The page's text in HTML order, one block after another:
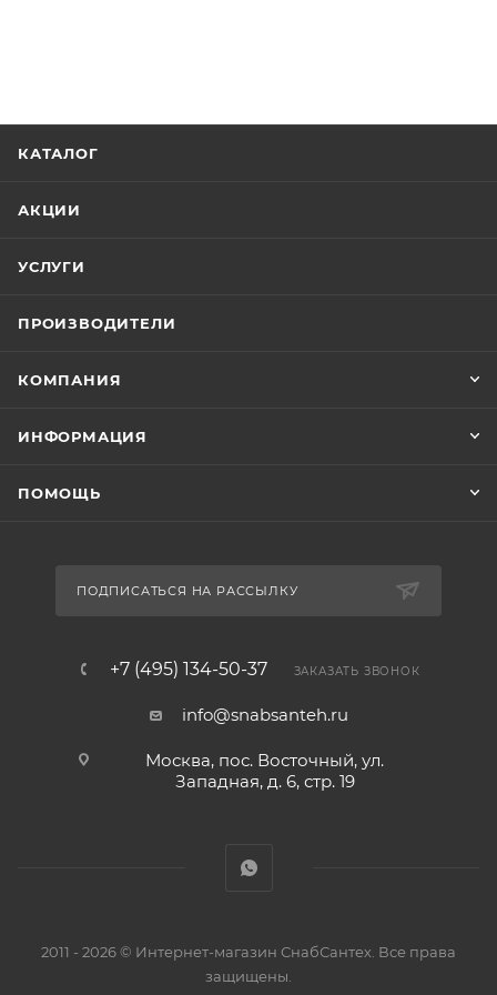
КАТАЛОГ
АКЦИИ
УСЛУГИ
ПРОИЗВОДИТЕЛИ
КОМПАНИЯ
ИНФОРМАЦИЯ
ПОМОЩЬ
ПОДПИСАТЬСЯ НА РАССЫЛКУ
+7 (495) 134-50-37 ЗАКАЗАТЬ ЗВОНОК
info@snabsanteh.ru
Москва, пос. Восточный, ул.
Западная, д. 6, стр. 19
2011 - 2026 © Интернет-магазин СнабСантех. Все права
защищены.